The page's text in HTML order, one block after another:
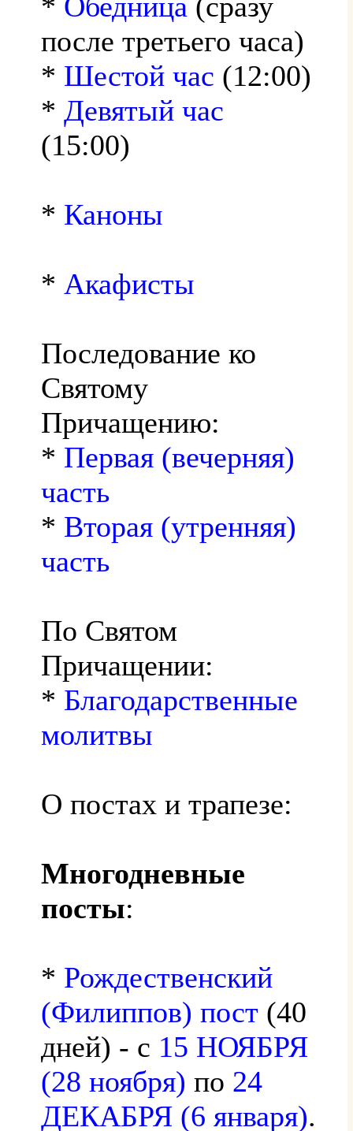
после третьего часа)
* Шестой час (12:00)
* Девятый час
(15:00)
* Каноны
* Акафисты
Последование ко
Святому
Причащению:
* Первая (вечерняя)
часть
* Вторая (утренняя)
часть
По Святом
Причащении:
* Благодарственные
молитвы
О постах и трапезе:
Многодневные
посты:
* Рождественский
(Филиппов) пост (40
дней) - с 15 НОЯБРЯ
(28 ноября) по 24
ДЕКАБРЯ (6 января).